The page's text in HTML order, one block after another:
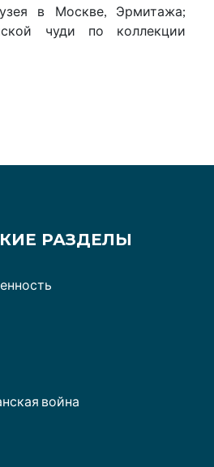
в Москве, Эрмитажа;
чуди по коллекции
РАЗДЕЛЫ
война